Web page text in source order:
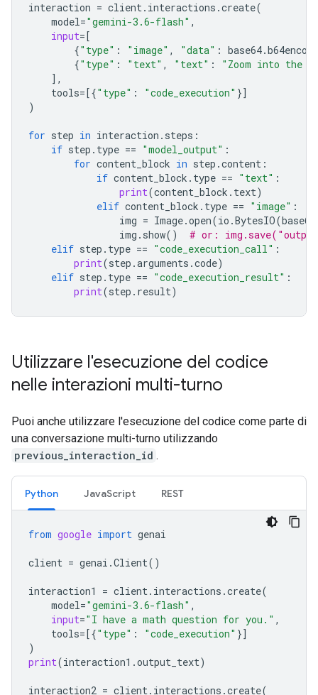
interaction = client. interactions .create(
model="gemini-3.6-flash" ,
input=[
{"type" : "image" , "data" : base64.b64encode
{"type" : "text" , "text" :
"Zoom into the
],
tools=[{"type" : "code_execution" }]
)
for step in interaction . steps :
if step . type == "model_output" :
for content_block in step .content :
if content_block . type == "text" :
print(content_block . text)
elif content_block . type == "image" :
img = Image.open(io .BytesIO(base64
img . show()
# or:
elif step . type == "code_execution_call" :
print(step .arguments .code)
elif step . type == "code_execution_result" :
print(step . result)
Utilizzare l'esecuzione del codice
nelle interazioni multi-turno
Puoi anche utilizzare l'esecuzione del codice come parte di
una conversazione multi-turno utilizzando
previous_interaction_id .
Python JavaScript REST
from google import genai
client = genai .Client()
interaction1 = client. interactions .create(
model="gemini-3.6-flash" ,
input="I have a math question for you." ,
tools=[{"type" : "code_execution" }]
)
print(interaction1 .output_text)
interaction2 = client. interactions .create(